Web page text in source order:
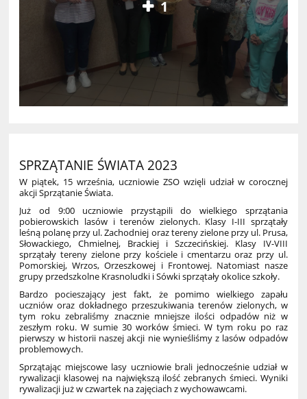
1
SPRZĄTANIE ŚWIATA 2023
W piątek, 15 września, uczniowie ZSO wzięli udział w corocznej
akcji Sprzątanie Świata.
Już od 9:00 uczniowie przystąpili do wielkiego sprzątania
pobierowskich lasów i terenów zielonych. Klasy I-III sprzątały
leśną polanę przy ul. Zachodniej oraz tereny zielone przy ul. Prusa,
Słowackiego, Chmielnej, Brackiej i Szczecińskiej. Klasy IV-VIII
sprzątały tereny zielone przy kościele i cmentarzu oraz przy ul.
Pomorskiej, Wrzos, Orzeszkowej i Frontowej. Natomiast nasze
grupy przedszkolne Krasnoludki i Sówki sprzątały okolice szkoły.
Bardzo pocieszający jest fakt, że pomimo wielkiego zapału
uczniów oraz dokładnego przeszukiwania terenów zielonych, w
tym roku zebraliśmy znacznie mniejsze ilości odpadów niż w
zeszłym roku. W sumie 30 worków śmieci. W tym roku po raz
pierwszy w historii naszej akcji nie wynieśliśmy z lasów odpadów
problemowych.
Sprzątając miejscowe lasy uczniowie brali jednocześnie udział w
rywalizacji klasowej na największą ilość zebranych śmieci. Wyniki
rywalizacji już w czwartek na zajęciach z wychowawcami.